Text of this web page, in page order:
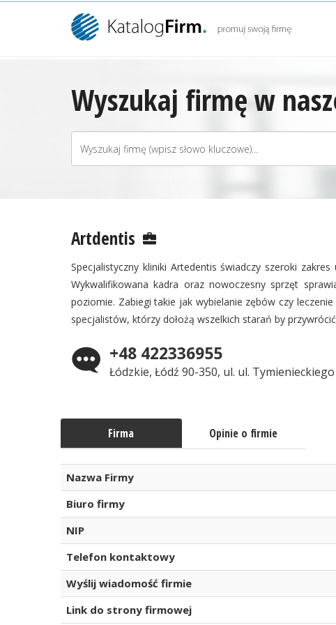
Wyszukaj firmę w
Artdentis
Specjalistyczny kliniki Artedentis świadczy szeroki
Wykwalifikowana kadra oraz nowoczesny sprzęt
poziomie. Zabiegi takie jak wybielanie zębów czy
specjalistów, którzy dołożą wszelkich starań by
+48 422336955
Łódzkie, Łódź 90-350, ul. ul.
Firma Opinie o firmie
Nazwa Firmy
Biuro firmy
NIP
Telefon kontaktowy
Wyślij wiadomość firmie
Link do strony firmowej